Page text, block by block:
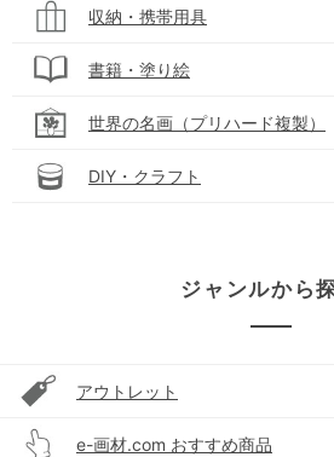
収納・携帯用具
書籍・塗り絵
世界の名画（プリハード複製）
DIY・クラフト
ジャンルから
アウトレット
e-画材.com おすすめ商品